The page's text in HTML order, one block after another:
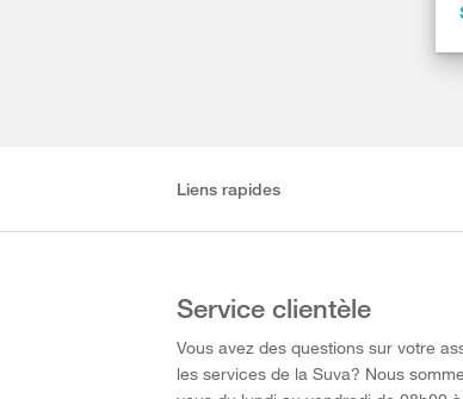
Liens rapides
Service clientèle
Vous avez des questions sur votre
les services de la Suva? Nous